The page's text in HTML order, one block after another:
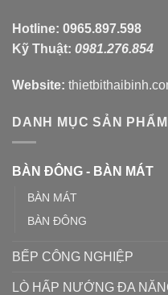
Hotline: 0965.897.598
Kỹ Thuật: 0981.276.854
Website:
DANH MỤC SẢN PHẨM
BÀN ĐÔNG - BÀN MÁT
BÀN MÁT
BÀN ĐÔNG
BẾP CÔNG NGHIỆP
LÒ HẤP NƯỚNG ĐA